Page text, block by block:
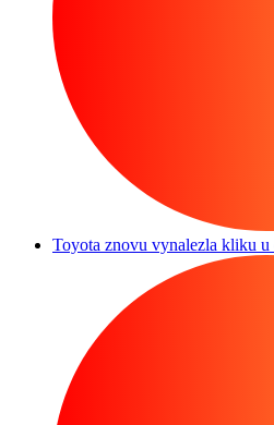
Toyota znovu vynalezla kliku u